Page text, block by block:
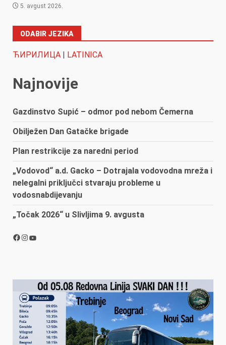
5. avgust 2026.
ODABIR JEZIKA
ЋИРИЛИЦА LATINICA
Najnovije
Gazdinstvo Supić – odmor pod nebom Čemerna
Obilježen Dan Gatačke brigade
Plan restrikcije za naredni period
„Vodovod“ a.d. Gacko – Dotrajala vodovodna mreža i
nelegalni priključci stvaraju probleme u
vodosnabdijevanju
„Točak 2026“ u Slivljima 9. avgusta
Facebook
Instagram
YouTube